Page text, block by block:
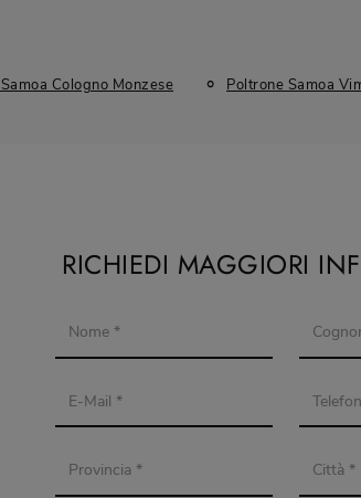
Cologno Monzese Poltrone Samoa
RICHIEDI MAGGIORI